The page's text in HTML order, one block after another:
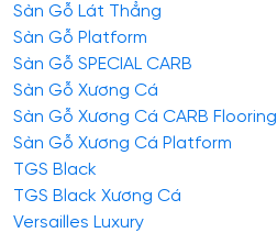
Sàn Gỗ Lát Thẳng
Sàn Gỗ Platform
Sàn Gỗ SPECIAL CARB
Sàn Gỗ Xương Cá
Sàn Gỗ Xương Cá CARB Flooring
Sàn Gỗ Xương Cá Platform
TGS Black
TGS Black Xương Cá
Versailles Luxury